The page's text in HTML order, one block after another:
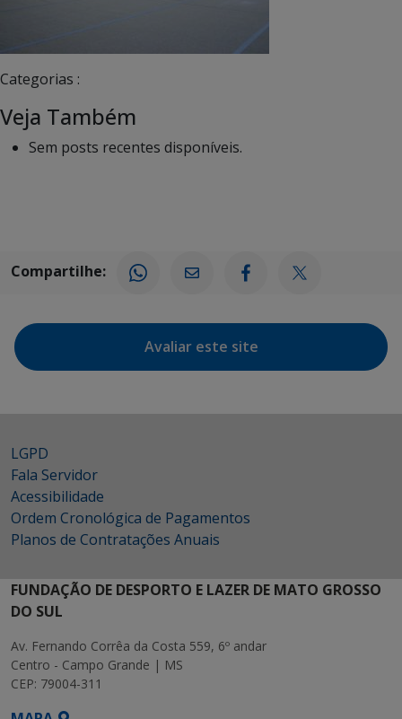
Categorias :
Veja Também
Sem posts recentes disponíveis.
Compartilhe:
Avaliar este site
LGPD
Fala Servidor
Acessibilidade
Ordem Cronológica de Pagamentos
Planos de Contratações Anuais
FUNDAÇÃO DE DESPORTO E LAZER DE MATO GROSSO
DO SUL
Av. Fernando Corrêa da Costa 559, 6º andar
Centro - Campo Grande | MS
CEP: 79004-311